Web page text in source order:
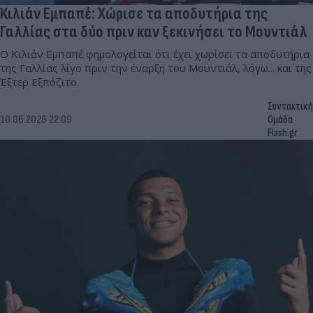
Κιλιάν Εμπαπέ: Χώρισε τα αποδυτήρια της
Γαλλίας στα δύο πριν καν ξεκινήσει το Μουντιάλ
Ο Κιλιάν Εμπαπέ φημολογείται ότι έχει χωρίσει τα αποδυτήρια
της Γαλλίας λίγο πριν την έναρξη του Μουντιάλ, λόγω... και της
Έξτερ Εξπόζιτο.
10.06.2026 22:09
Συντακτική
Ομάδα
Flash.gr